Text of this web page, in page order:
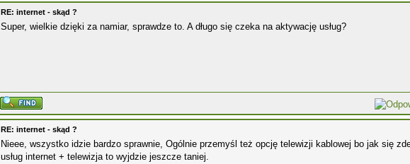
RE: internet - skąd ?
Super, wielkie dzięki za namiar, sprawdze to. A długo się czeka na aktywację usług?
RE: internet - skąd ?
Nieee, wszystko idzie bardzo sprawnie, Ogólnie przemyśl też opcję telewizji kablowej bo jak się
usług internet + telewizja to wyjdzie jeszcze taniej.